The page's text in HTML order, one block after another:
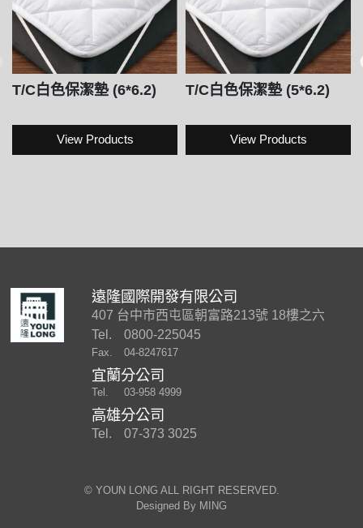
T/C白色保潔墊 (6*6.2)
View Products
T/C白色保潔墊 (5*6.2)
View Products
遠隆國際開發有限公司
407 台中市西屯區朝富路213號 18樓之六
Tel.
0800-225045
Fax. 04-8247617
宜蘭分公司
Tel. 03-958 4999
高雄分公司
Tel. 07-373 3025
©︎ YOUN LONG ALL RIGHT RESERVED.
Designed By MING